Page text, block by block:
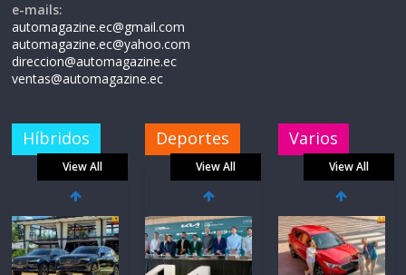
e-mails:
automagazine.ec@gmail.com
automagazine.ec@yahoo.com
direccion@automagazine.ec
ventas@automagazine.ec
Híbridos
View All
Deportes
View All
Varios
View All